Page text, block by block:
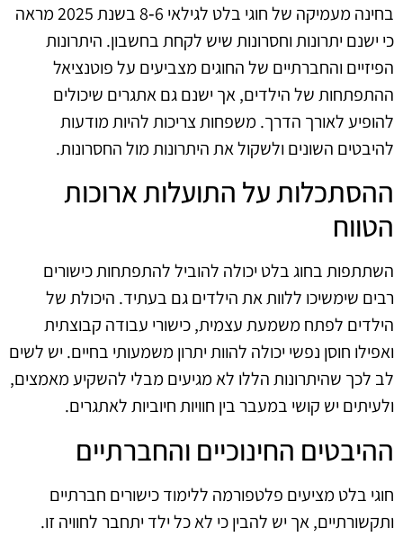
בחינה מעמיקה של חוגי בלט לגילאי 6‑8 בשנת 2025 מראה
כי ישנם יתרונות וחסרונות שיש לקחת בחשבון. היתרונות
הפיזיים והחברתיים של החוגים מצביעים על פוטנציאל
ההתפתחות של הילדים, אך ישנם גם אתגרים שיכולים
להופיע לאורך הדרך. משפחות צריכות להיות מודעות
להיבטים השונים ולשקול את היתרונות מול החסרונות.
ההסתכלות על התועלות ארוכות
הטווח
השתתפות בחוג בלט יכולה להוביל להתפתחות כישורים
רבים שימשיכו ללוות את הילדים גם בעתיד. היכולת של
הילדים לפתח משמעת עצמית, כישורי עבודה קבוצתית
ואפילו חוסן נפשי יכולה להוות יתרון משמעותי בחיים. יש לשים
לב לכך שהיתרונות הללו לא מגיעים מבלי להשקיע מאמצים,
ולעיתים יש קושי במעבר בין חוויות חיוביות לאתגרים.
ההיבטים החינוכיים והחברתיים
חוגי בלט מציעים פלטפורמה ללימוד כישורים חברתיים
ותקשורתיים, אך יש להבין כי לא כל ילד יתחבר לחוויה זו.